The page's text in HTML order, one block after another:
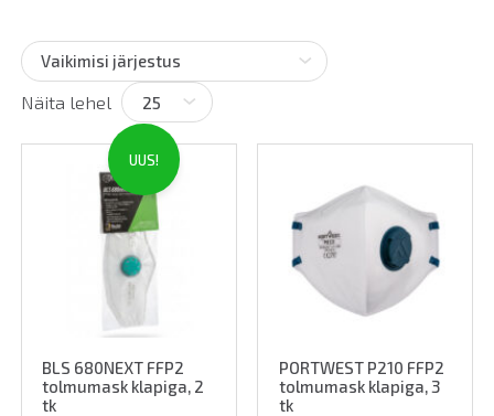
Näita lehel
BLS 680NEXT FFP2
tolmumask klapiga, 2
tk
UUS!
PORTWEST P210 FFP2
tolmumask klapiga, 3
tk